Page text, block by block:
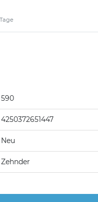
590
4250372651447
Neu
Zehnder